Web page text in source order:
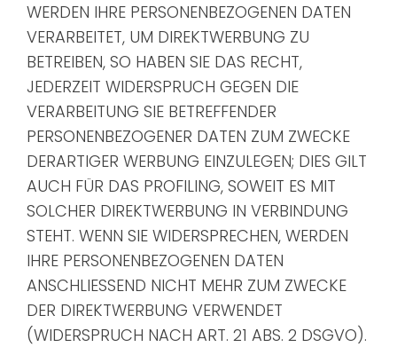
WERDEN IHRE PERSONENBEZOGENEN DATEN
VERARBEITET, UM DIREKTWERBUNG ZU
BETREIBEN, SO HABEN SIE DAS RECHT,
JEDERZEIT WIDERSPRUCH GEGEN DIE
VERARBEITUNG SIE BETREFFENDER
PERSONENBEZOGENER DATEN ZUM ZWECKE
DERARTIGER WERBUNG EINZULEGEN; DIES GILT
AUCH FÜR DAS PROFILING, SOWEIT ES MIT
SOLCHER DIREKTWERBUNG IN VERBINDUNG
STEHT. WENN SIE WIDERSPRECHEN, WERDEN
IHRE PERSONENBEZOGENEN DATEN
ANSCHLIESSEND NICHT MEHR ZUM ZWECKE
DER DIREKTWERBUNG VERWENDET
(WIDERSPRUCH NACH ART. 21 ABS. 2 DSGVO).